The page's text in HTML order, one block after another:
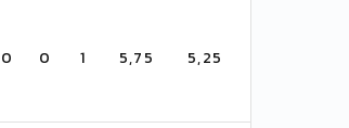
0 0 1 5,75 5,25